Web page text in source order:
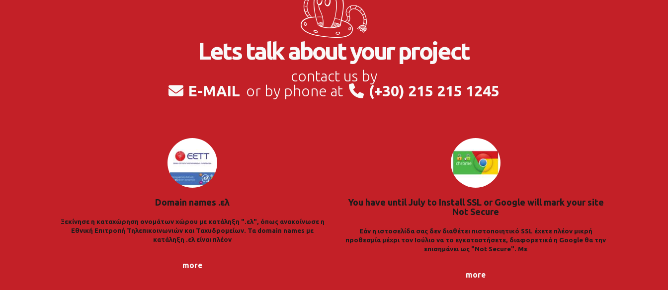
Lets talk about your project
contact us by
E-MAIL or by phone at (+30) 215 215 1245
Domain names .ελ
Ξεκίνησε η καταχώρηση ονομάτων χώρου με κατάληξη ".ελ", όπως ανακοίνωσε η
Εθνική Επιτροπή Τηλεπικοινωνιών και Ταχυδρομείων. Τα domain names με
κατάληξη .ελ είναι πλέον
more
You have until July to Install SSL or Google will mark your site
Not Secure
Εάν η ιστοσελίδα σας δεν διαθέτει πιστοποιητικό SSL έχετε πλέον μικρή
προθεσμία μέχρι τον Ιούλιο να το εγκαταστήσετε, διαφορετικά η Google θα την
επισημάνει ως "Not Secure". Με
more